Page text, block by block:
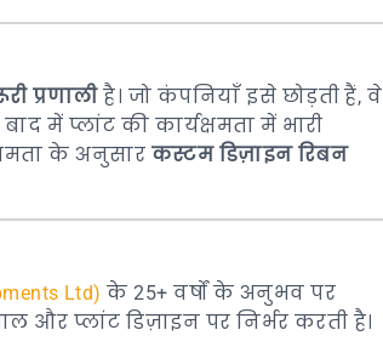
प्रणालीहै। जो कंपनियाँ इसे छोड़ती हैं, वे
में प्लांट की कार्यक्षमता में भारी
के अनुसार कस्टम डिज़ाइन रिबन
Ltd) के 25+ वर्षों के अनुभव पर
और प्लांट डिज़ाइन पर निर्भर करती है।